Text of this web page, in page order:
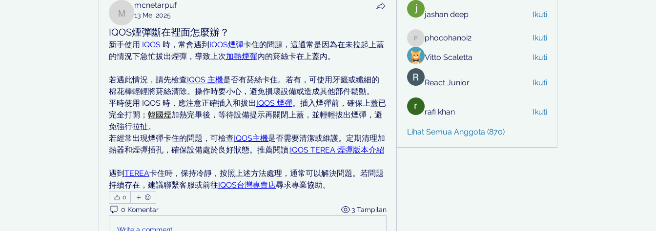
mcnetarpuf
mcnetarpuf
13 Mei 2025
IQOS煙彈斷在裡面怎麼辦？
新手使用 IQOS 時，常會遇到IQOS煙彈卡住的問題，這通常是因為在未拉起上蓋
的情況下急忙拔出煙彈，導致上次加熱煙彈內的菸絲卡在上蓋內。
若遇此情況，請先檢查IQOS 主機是否有菸絲卡住。若有，可使用牙籤或纖細的
棉花棒輕輕將菸絲清除。操作時要小心，避免損壞設備或造成其他部件鬆動。
平時使用 IQOS 時，應注意正確插入和拔出IQOS 煙彈。插入煙彈前，確保上蓋已
完全打開； 韓國煙加熱完畢後，等待設備提示再關閉上蓋，並輕輕拔出煙彈，避
免強行拉扯。
若經常出現煙彈卡住的問題，可檢查IQOS主機是否需要清潔或維護。定期清理加
熱器和煙彈插孔，確保設備處於良好狀態。推薦閱讀:IQOS TEREA 煙彈版本介紹
遇到TEREA卡住時，保持冷靜，按照上述方法處理，通常可以解決問題。若問題
持續存在，建議聯繫客服或前往IQOS台灣專賣店尋求專業協助。
0
0 Komentar 3 Tampilan
Write a comment...
jashan deep Ikuti
phocohanoi2
phocohanoi2 Ikuti
Vitto Scaletta Ikuti
React Junior Ikuti
rafi khan Ikuti
Lihat Semua Anggota (870)